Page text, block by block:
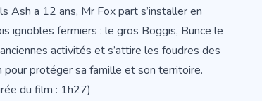
Ash a 12 ans, Mr Fox part s’installer en
ignobles fermiers : le gros Boggis, Bunce le
activités et s’attire les foudres des
protéger sa famille et son territoire.
du film : 1h27)